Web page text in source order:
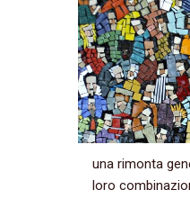
una rimonta
loro